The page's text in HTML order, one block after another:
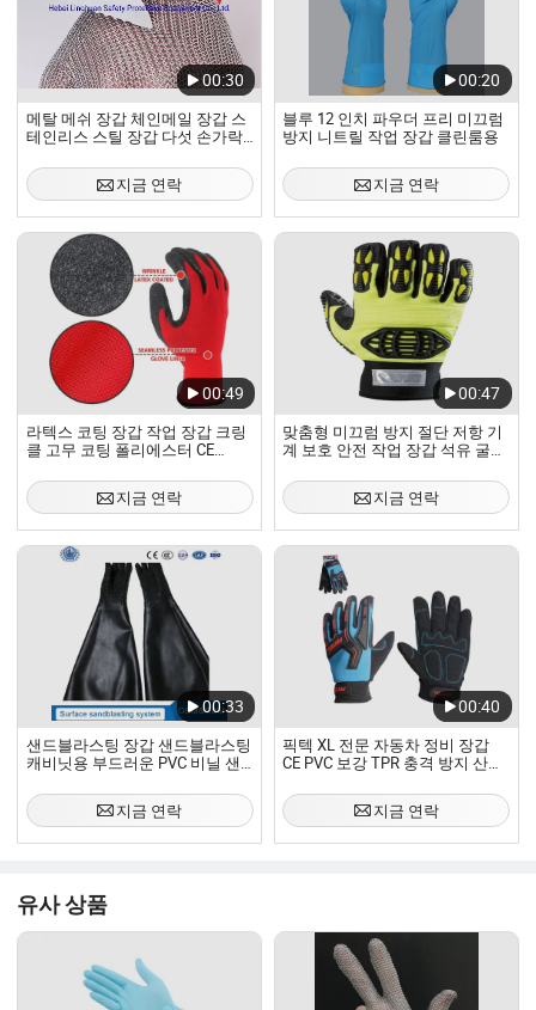
00:30
메탈 메쉬 장갑 체인메일 장갑 스
테인리스 스틸 장갑 다섯 손가락
단 저항 안전 작업 장갑/절단 저항
작업 장갑
지금 연락
00:20
블루 12 인치 파우더 프리 미끄럼
방지 니트릴 작업 장갑 클린룸용
지금 연락
00:49
라텍스 코팅 장갑 작업 장갑 크링
클 고무 코팅 폴리에스터 CE
지금 연락
00:47
맞춤형 미끄럼 방지 절단 저항 기
계 보호 안전 작업 장갑 석유 굴착
지금 연락
00:33
샌드블라스팅 장갑 샌드블라스팅
캐비닛용 부드러운 PVC 비닐 샌
닛 안전 작업 장갑
지금 연락
00:40
픽텍 XL 전문 자동차 정비 장갑
CE PVC 보강 TPR 충격 방지 산업
지금 연락
유사 상품